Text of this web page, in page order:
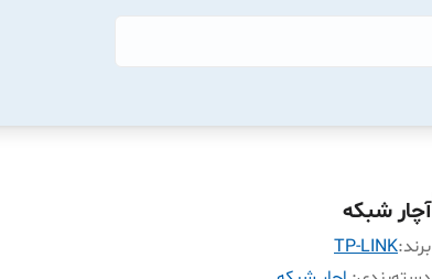
آچار شبکه
برند:TP-LINK